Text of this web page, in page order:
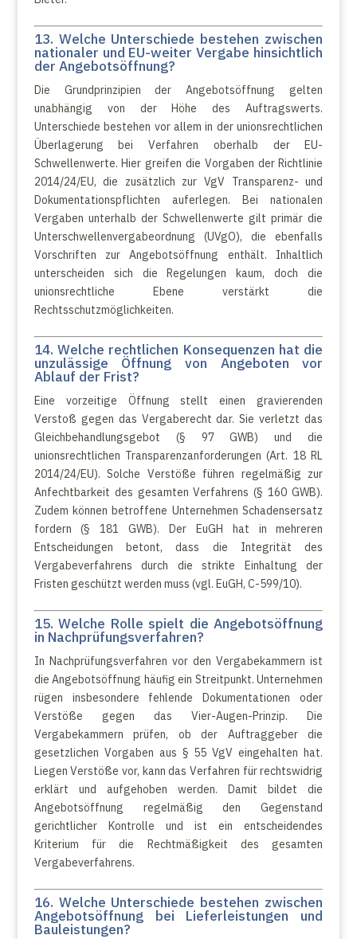
13. Welche Unterschiede bestehen zwischen
nationaler und EU-weiter Vergabe hinsichtlich
der Angebotsöffnung?
Die Grundprinzipien der Angebotsöffnung gelten
unabhängig von der Höhe des Auftragswerts.
Unterschiede bestehen vor allem in der unionsrechtlichen
Überlagerung bei Verfahren oberhalb der EU-
Schwellenwerte. Hier greifen die Vorgaben der Richtlinie
2014/24/EU, die zusätzlich zur VgV Transparenz- und
Dokumentationspflichten auferlegen. Bei nationalen
Vergaben unterhalb der Schwellenwerte gilt primär die
Unterschwellenvergabeordnung (UVgO), die ebenfalls
Vorschriften zur Angebotsöffnung enthält. Inhaltlich
unterscheiden sich die Regelungen kaum, doch die
unionsrechtliche Ebene verstärkt die
Rechtsschutzmöglichkeiten.
14. Welche rechtlichen Konsequenzen hat die
unzulässige Öffnung von Angeboten vor
Ablauf der Frist?
Eine vorzeitige Öffnung stellt einen gravierenden
Verstoß gegen das Vergaberecht dar. Sie verletzt das
Gleichbehandlungsgebot (§ 97 GWB) und die
unionsrechtlichen Transparenzanforderungen (Art. 18 RL
2014/24/EU). Solche Verstöße führen regelmäßig zur
Anfechtbarkeit des gesamten Verfahrens (§ 160 GWB).
Zudem können betroffene Unternehmen Schadensersatz
fordern (§ 181 GWB). Der EuGH hat in mehreren
Entscheidungen betont, dass die Integrität des
Vergabeverfahrens durch die strikte Einhaltung der
Fristen geschützt werden muss (vgl. EuGH, C-599/10).
15. Welche Rolle spielt die Angebotsöffnung
in Nachprüfungsverfahren?
In Nachprüfungsverfahren vor den Vergabekammern ist
die Angebotsöffnung häufig ein Streitpunkt. Unternehmen
rügen insbesondere fehlende Dokumentationen oder
Verstöße gegen das Vier-Augen-Prinzip. Die
Vergabekammern prüfen, ob der Auftraggeber die
gesetzlichen Vorgaben aus § 55 VgV eingehalten hat.
Liegen Verstöße vor, kann das Verfahren für rechtswidrig
erklärt und aufgehoben werden. Damit bildet die
Angebotsöffnung regelmäßig den Gegenstand
gerichtlicher Kontrolle und ist ein entscheidendes
Kriterium für die Rechtmäßigkeit des gesamten
Vergabeverfahrens.
16. Welche Unterschiede bestehen zwischen
Angebotsöffnung bei Lieferleistungen und
Bauleistungen?